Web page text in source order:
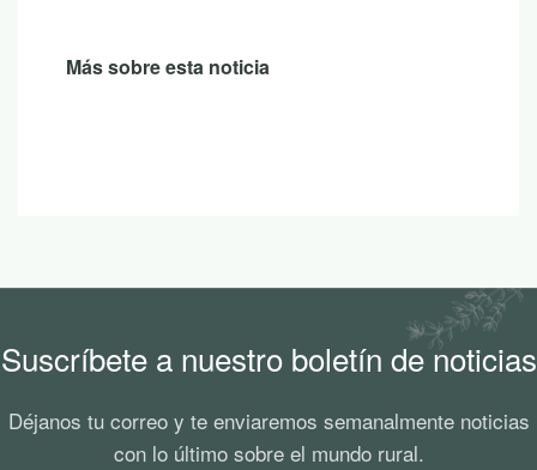
Más sobre esta noticia
Suscríbete a nuestro boletín de noticias
Déjanos tu correo y te enviaremos semanalmente noticias
con lo último sobre el mundo rural.